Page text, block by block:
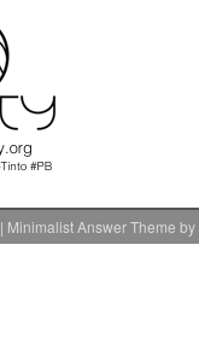
| Minimalist Answer Theme by